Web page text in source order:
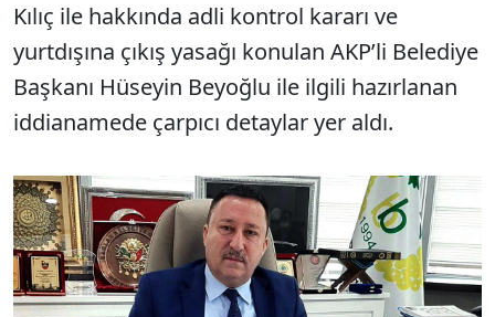
Kılıç ile hakkında adli kontrol kararı ve
yurtdışına çıkış yasağı konulan AKP’li Belediye
Başkanı Hüseyin Beyoğlu ile ilgili hazırlanan
iddianamede çarpıcı detaylar yer aldı.